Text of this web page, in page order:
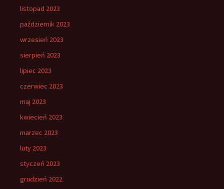
listopad 2023
październik 2023
wrzesień 2023
sierpień 2023
lipiec 2023
czerwiec 2023
maj 2023
kwiecień 2023
marzec 2023
luty 2023
styczeń 2023
grudzień 2022